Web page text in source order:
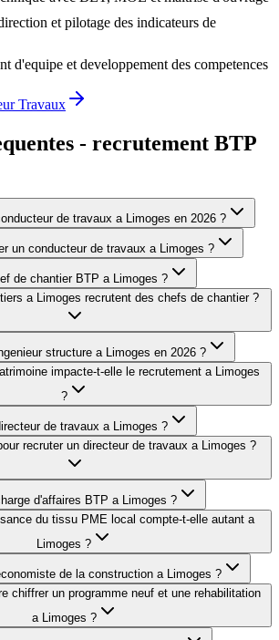
et pilotage des indicateurs de
d'equipe et developpement des competences
Travaux
- recrutement BTP
de travaux a Limoges en 2026 ?
un conducteur de travaux a Limoges ?
de chantier BTP a Limoges ?
a Limoges recrutent des chefs de chantier ?
structure a Limoges en 2026 ?
impacte-t-elle le recrutement a Limoges
?
de travaux a Limoges ?
recruter un directeur de travaux a Limoges ?
d'affaires BTP a Limoges ?
du tissu PME local compte-t-elle autant a
Limoges ?
de la construction a Limoges ?
chiffrer un programme neuf et une rehabilitation
a Limoges ?